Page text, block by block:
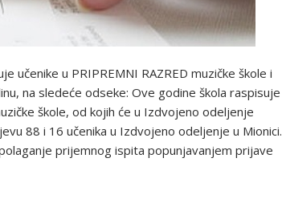
učenike u PRIPREMNI RAZRED muzičke škole i
na sledeće odseke: Ove godine škola raspisuje
škole, od kojih će u Izdvojeno odeljenje
88 i 16 učenika u Izdvojeno odeljenje u Mionici.
prijemnog ispita popunjavanjem prijave